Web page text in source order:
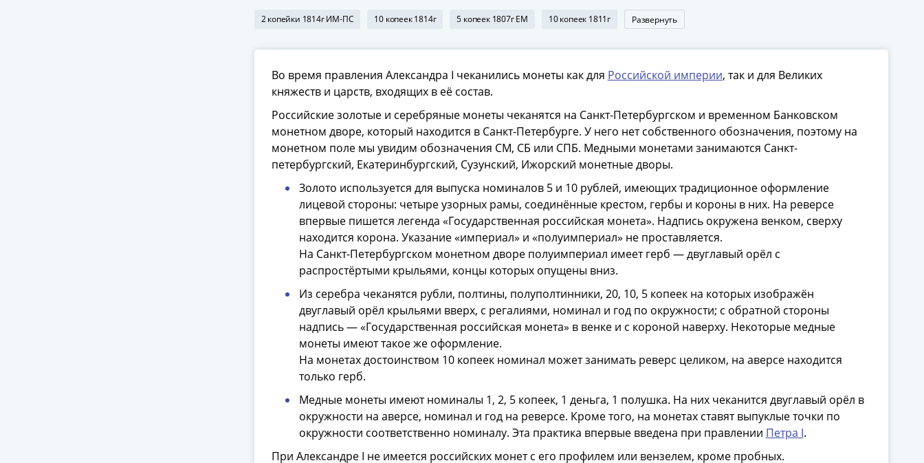
2 копейки 1814г ИМ-ПС 10 копеек 1814г 5 копеек 1807г ЕМ 10 копеек 1811г Развернуть
Во время правления Александра I чеканились монеты как для Российской империи, так и для Великих
княжеств и царств, входящих в её состав.
Российские золотые и серебряные монеты чеканятся на Санкт-Петербургском и временном Банковском
монетном дворе, который находится в Санкт-Петербурге. У него нет собственного обозначения, поэтому на
монетном поле мы увидим обозначения СМ, СБ или СПБ. Медными монетами занимаются Санкт-
петербургский, Екатеринбургский, Сузунский, Ижорский монетные дворы.
Золото используется для выпуска номиналов 5 и 10 рублей, имеющих традиционное оформление
лицевой стороны: четыре узорных рамы, соединённые крестом, гербы и короны в них. На реверсе
впервые пишется легенда «Государственная российская монета». Надпись окружена венком, сверху
находится корона. Указание «империал» и «полуимпериал» не проставляется.
На Санкт-Петербургском монетном дворе полуимпериал имеет герб — двуглавый орёл с
распростёртыми крыльями, концы которых опущены вниз.
Из серебра чеканятся рубли, полтины, полуполтинники, 20, 10, 5 копеек на которых изображён
двуглавый орёл крыльями вверх, с регалиями, номинал и год по окружности; с обратной стороны
надпись — «Государственная российская монета» в венке и с короной наверху. Некоторые медные
монеты имеют такое же оформление.
На монетах достоинством 10 копеек номинал может занимать реверс целиком, на аверсе находится
только герб.
Медные монеты имеют номиналы 1, 2, 5 копеек, 1 деньга, 1 полушка. На них чеканится двуглавый орёл в
окружности на аверсе, номинал и год на реверсе. Кроме того, на монетах ставят выпуклые точки по
окружности соответственно номиналу. Эта практика впервые введена при правлении Петра I.
При Александре I не имеется российских монет с его профилем или вензелем, кроме пробных.